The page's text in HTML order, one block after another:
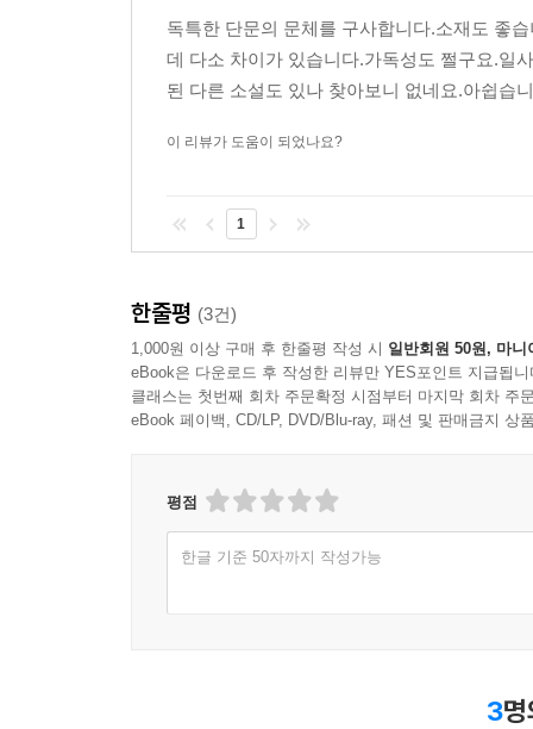
- 「징후들」 인터뷰 중 이갑수의 말
작가의 말
첫 소설을 썼을 때, 사부는 내게 맥주를 사주면서
어쩌면 나는 그 말 때문에 소설가가 됐는지도 모
몇 년 전에 사부의 고향에 내려갔다가 그 말의
-넌 놀라운 재능을 갖고 있어.
헛웃음이 나왔다.
그날 우리는 냉장고의 재능을 전부 마셨다.
서울에 돌아와 선배들과 후배들에게 물어보니, 사
앉아 있는 사람이 누구든 같은 말을 하는 모양이었
첫 책이다. 오래 걸렸다.
이제 나는 정말로 놀라운 재능을 갖고 있다.
독특한 단문의 문체를 구사합니다.소재도 좋
데 다소 차이가 있습니다.가독성도 쩔구요.일
된 다른 소설도 있나 찾아보니 없네요.아쉽습
이 리뷰가 도움이 되었나요?
1
한줄평 (3건)
1,000원 이상 구매 후 한줄평 작성 시 일반회원 50원, 마니
eBook은 다운로드 후 작성한 리뷰만 YES포인트 지급됩니
클래스는 첫번째 회차 주문확정 시점부터 마지막 회차 주
eBook 페이백, CD/LP, DVD/Blu-ray, 패션 및 판매금지 상
평점
한글 기준 50자까지 작성가능
3